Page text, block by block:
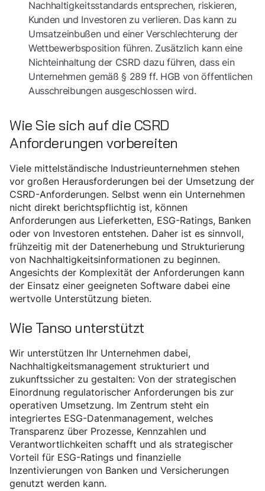
Nachhaltigkeitsstandards entsprechen, riskieren,
Kunden und Investoren zu verlieren. Das kann zu
Umsatzeinbußen und einer Verschlechterung der
Wettbewerbsposition führen. Zusätzlich kann eine
Nichteinhaltung der CSRD dazu führen, dass ein
Unternehmen gemäß § 289 ff. HGB von öffentlichen
Ausschreibungen ausgeschlossen wird.
Wie Sie sich auf die CSRD
Anforderungen vorbereiten
Viele mittelständische Industrieunternehmen stehen
vor großen Herausforderungen bei der Umsetzung der
CSRD-Anforderungen. Selbst wenn ein Unternehmen
nicht direkt berichtspflichtig ist, können
Anforderungen aus Lieferketten, ESG-Ratings, Banken
oder von Investoren entstehen. Daher ist es sinnvoll,
frühzeitig mit der Datenerhebung und Strukturierung
von Nachhaltigkeitsinformationen zu beginnen.
Angesichts der Komplexität der Anforderungen kann
der Einsatz einer geeigneten Software dabei eine
wertvolle Unterstützung bieten.
Wie Tanso unterstützt
Wir unterstützen Ihr Unternehmen dabei,
Nachhaltigkeitsmanagement strukturiert und
zukunftssicher zu gestalten: Von der strategischen
Einordnung regulatorischer Anforderungen bis zur
operativen Umsetzung. Im Zentrum steht ein
integriertes ESG-Datenmanagement, welches
Transparenz über Prozesse, Kennzahlen und
Verantwortlichkeiten schafft und als strategischer
Vorteil für ESG-Ratings und finanzielle
Inzentivierungen von Banken und Versicherungen
genutzt werden kann.